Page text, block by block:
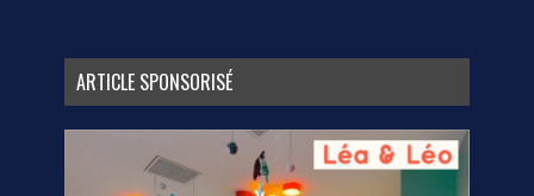
ARTICLE SPONSORISÉ